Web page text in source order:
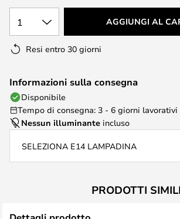
1 AGGIUNGI AL
Resi entro 30 giorni
Informazioni sulla consegna
Disponibile
Tempo di consegna: 3 - 6 giorni lavorativi
Nessun illuminante incluso
SELEZIONA E14 LAMPADINA
PRODOTTI SIMILI